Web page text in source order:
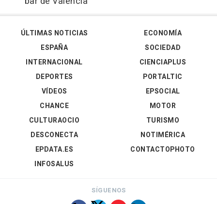
ÚLTIMAS NOTICIAS
ESPAÑA
INTERNACIONAL
DEPORTES
VÍDEOS
ECONOMÍA
SOCIEDAD
CIENCIAPLUS
PORTALTIC
EPSOCIAL
CHANCE
CULTURAOCIO
DESCONECTA
EPDATA.ES
INFOSALUS
MOTOR
TURISMO
NOTIMÉRICA
CONTACTOPHOTO
SÍGUENOS